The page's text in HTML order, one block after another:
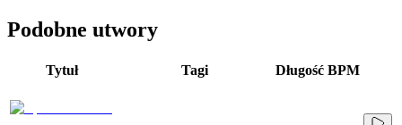
Podobne utwory
Tytuł Tagi Długość BPM